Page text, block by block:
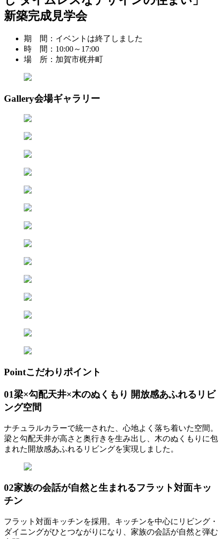
新築完成見学会
期 間： イベントは終了しました
時 間： 10:00～17:00
場 所： 加賀市梶井町
Gallery会場ギャラリー
Pointこだわりポイント
01梁×勾配天井×木のぬくもり 開放感あふれるリビ
ング空間
ナチュラルカラーで統一された、心地よく落ち着いた空間。
梁と勾配天井が高さと奥行きを生み出し、木のぬくもりに包
まれた開放感あふれるリビングを実現しました。
02家族の会話が自然と生まれるフラット対面キッ
チン
フラット対面キッチンを採用。キッチンを中心にリビング・
ダイニングがひとつながりになり、家族の会話が自然と弾む